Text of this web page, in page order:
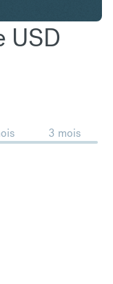
USD
3 mois